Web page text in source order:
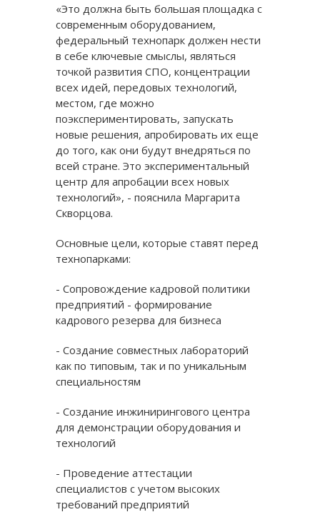
«Это должна быть большая площадка с
современным оборудованием,
федеральный технопарк должен нести
в себе ключевые смыслы, являться
точкой развития СПО, концентрации
всех идей, передовых технологий,
местом, где можно
поэкспериментировать, запускать
новые решения, апробировать их еще
до того, как они будут внедряться по
всей стране. Это экспериментальный
центр для апробации всех новых
технологий», - пояснила Маргарита
Скворцова.
Основные цели, которые ставят перед
технопарками:
- Сопровождение кадровой политики
предприятий - формирование
кадрового резерва для бизнеса
- Создание совместных лабораторий
как по типовым, так и по уникальным
специальностям
- Создание инжинирингового центра
для демонстрации оборудования и
технологий
- Проведение аттестации
специалистов с учетом высоких
требований предприятий